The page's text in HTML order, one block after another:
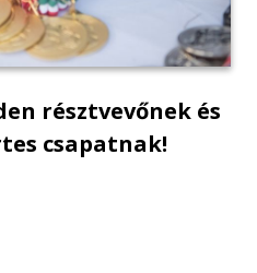
résztvevőnek és
csapatnak!